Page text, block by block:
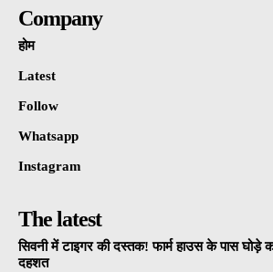
Company
होम
Latest
Follow
Whatsapp
Instagram
The latest
सिवनी में टाइगर की दस्तक! फार्म हाउस के पास घोड़े
दहशत